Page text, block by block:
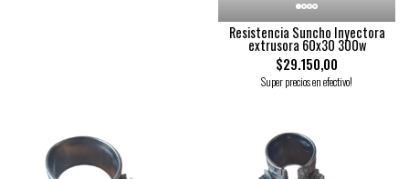
Resistencia Suncho Inyectora
extrusora 60x30 300w
$29.150,00
Super precios en efectivo!